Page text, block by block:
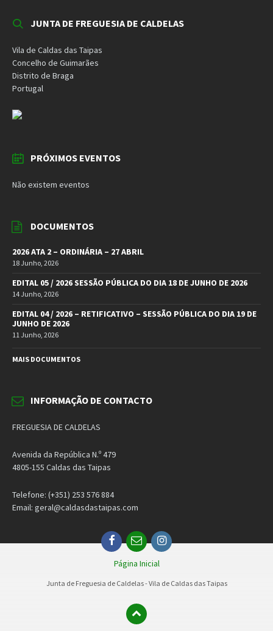
JUNTA DE FREGUESIA DE CALDELAS
Vila de Caldas das Taipas
Concelho de Guimarães
Distrito de Braga
Portugal
PRÓXIMOS EVENTOS
Não existem eventos
DOCUMENTOS
2026 ATA 2 – ORDINÁRIA – 27 ABRIL
18 Junho, 2026
EDITAL 05 / 2026 SESSÃO PÚBLICA DO DIA 18 DE JUNHO DE 2026
14 Junho, 2026
EDITAL 04 / 2026 – RETIFICATIVO – SESSÃO PÚBLICA DO DIA 19 DE
JUNHO DE 2026
11 Junho, 2026
MAIS DOCUMENTOS
INFORMAÇÃO DE CONTACTO
FREGUESIA DE CALDELAS
Avenida da República N.º 479
4805-155 Caldas das Taipas
Telefone: (+351) 253 576 884
Email: geral@caldasdastaipas.com
Facebook
EmailInstagram
Página Inicial
Junta de Freguesia de Caldelas - Vila de Caldas das Taipas